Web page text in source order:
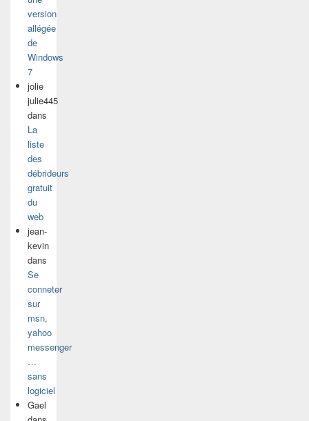
version
allégée
de
Windows
7
jolie
julie445
dans
La
liste
des
débrideurs
gratuit
du
web
jean-
kevin
dans
Se
conneter
sur
msn,
yahoo
messenger
…
sans
logiciel
Gael